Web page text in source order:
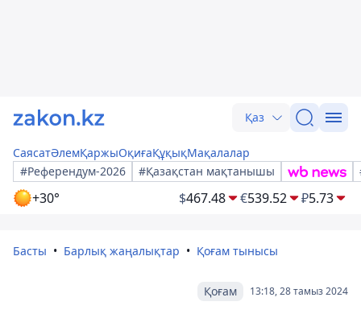
Қаз
СаясатӘлемҚаржыОқиғаҚұқықМақалалар
#Референдум-2026
#Қазақстан мақтанышы
+30° $467.48 €539.52 ₽5.73
Басты Барлық жаңалықтар Қоғам тынысы
13:18, 28 тамыз 2024
Қоғам